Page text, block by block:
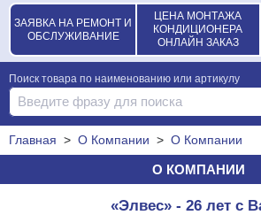
ЗАЯВКА НА РЕМОНТ И
ОБСЛУЖИВАНИЕ
ЦЕНА МОНТАЖА
КОНДИЦИОНЕРА
ОНЛАЙН ЗАКАЗ
Поиск товара по наименованию или артикулу
Главная > О Компании > О Компании
О КОМПАНИИ
«Элвес» - 26 лет с